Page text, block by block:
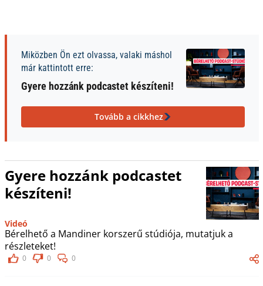
Miközben Ön ezt olvassa, valaki máshol
már kattintott erre:
Gyere hozzánk podcastet készíteni!
Tovább a cikkhez
Gyere hozzánk podcastet
készíteni!
Videó
Bérelhető a Mandiner korszerű stúdiója, mutatjuk a
részleteket!
0 0 0